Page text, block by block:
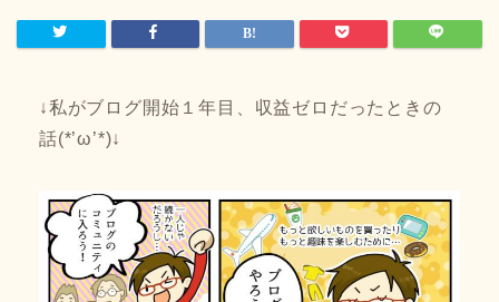
↓私がブログ開始１年目、収益ゼロだったときの
話(*’ω’*)↓